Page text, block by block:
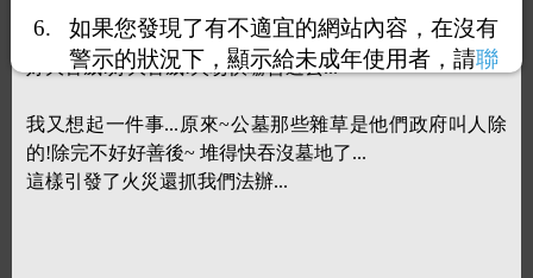
通通都當作放火犯!
好大官威!好大官威!火吻快嚇昏過去...
我又想起一件事...原來~公墓那些雜草是他們政府叫人除
的!除完不好好善後~ 堆得快吞沒墓地了...
這樣引發了火災還抓我們法辦...
如果您發現了有不適宜的網站內容，在沒有
警示的狀況下，顯示給未成年使用者，請聯